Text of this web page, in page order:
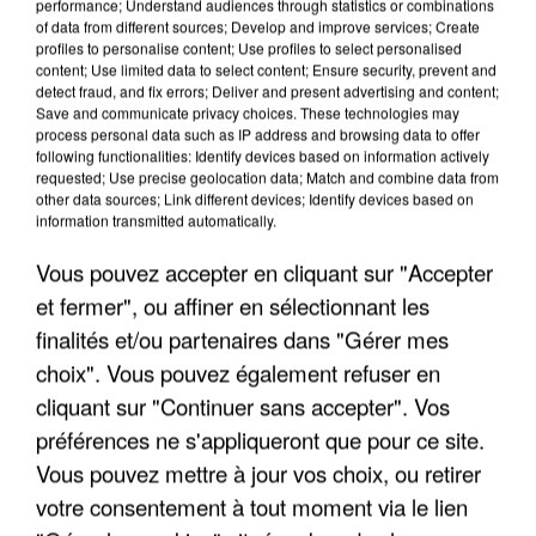
LES INTERVIEWS CHANTE
FRANCE
Voir plus
"JE SUIS À DISPOSITION DES
ENFOIRÉS"
"ON A TOUS LE TRAC"
"ON N'EST PAS DES PARENTS
PARFAITS"
of data from different sources; Develop and improve services; Create
profiles to personalise content; Use profiles to select personalised
content; Use limited data to select content; Ensure security, prevent and
detect fraud, and fix errors; Deliver and present advertising and content;
Save and communicate privacy choices. These technologies may
process personal data such as IP address and browsing data to offer
following functionalities: Identify devices based on information actively
requested; Use precise geolocation data; Match and combine data from
other data sources; Link different devices; Identify devices based on
information transmitted automatically.
Vous pouvez accepter en cliquant sur "Accepter
et fermer", ou affiner en sélectionnant les
finalités et/ou partenaires dans "Gérer mes
choix". Vous pouvez également refuser en
cliquant sur "Continuer sans accepter". Vos
préférences ne s'appliqueront que pour ce site.
Vous pouvez mettre à jour vos choix, ou retirer
votre consentement à tout moment via le lien